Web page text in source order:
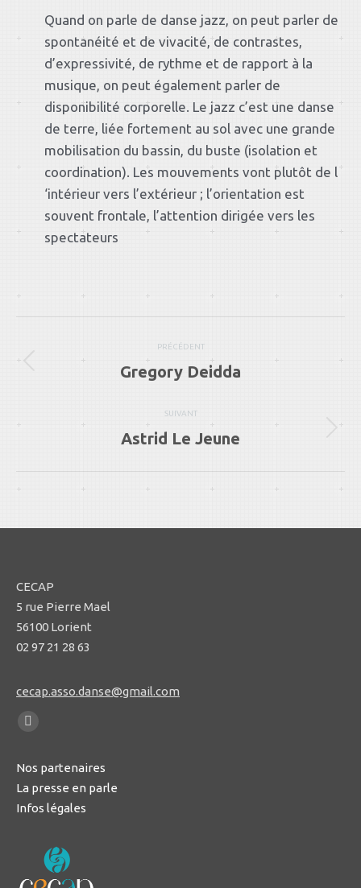
Quand on parle de danse jazz, on peut parler de
spontanéité et de vivacité, de contrastes,
d’expressivité, de rythme et de rapport à la
musique, on peut également parler de
disponibilité corporelle. Le jazz c’est une danse
de terre, liée fortement au sol avec une grande
mobilisation du bassin, du buste (isolation et
coordination). Les mouvements vont plutôt de l
‘intérieur vers l’extérieur ; l’orientation est
souvent frontale, l’attention dirigée vers les
spectateurs
article
PRÉCÉDENT
Article
:
Gregory Deidda
SUIVANT
Article
Astrid Le Jeune
CECAP
5 rue Pierre Mael
56100 Lorient
02 97 21 28 63
cecap.asso.danse@gmail.com
Trouvez nous sur :
Facebook
s'ouvre
dans
nouvelle
fenêtre
Nos partenaires
La presse en parle
Infos légales